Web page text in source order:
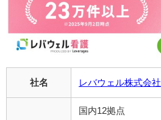
社名 レバウェル株式会社
国内12拠点